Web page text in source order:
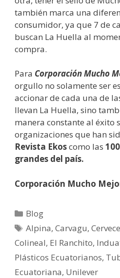
también marca una
consumidor, ya que 7 de
buscan La Huella al
compra.
Para Corporación Mucho
orgullo no solamente ser
accionar de cada una de
llevan La Huella, sino
manera constante al éxito
organizaciones que han
Revista Ekoscomo las
grandes del país.
Corporación Mucho
Blog
Alpina,Carvagu,
Colineal, El Ranchito,
Plásticos Ecuatorianos,
Ecuatoriana, Unilever